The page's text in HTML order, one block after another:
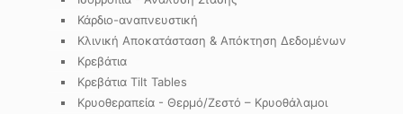
Κάρδιο-αναπνευστική
Κλινική Αποκατάσταση & Απόκτηση Δεδομένων
Κρεβάτια
Κρεβάτια Tilt Tables
Κρυοθεραπεία - Θερμό/Ζεστό – Κρυοθάλαμοι